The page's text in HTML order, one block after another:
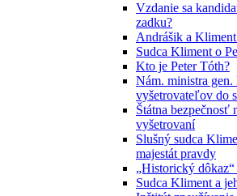
Vzdanie sa
zadku?
Andrášik a
Sudca Kliment o
Kto je Peter Tóth?
Nám. ministra
vyšetrovateľov do
Štátna bezpečnosť
vyšetrovaní
Slušný sudca
majestát pravdy
„Historický
Sudca Kliment a